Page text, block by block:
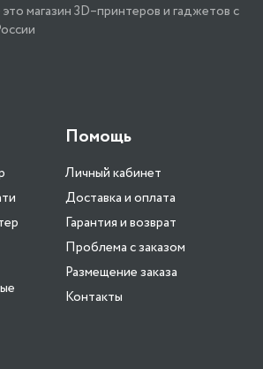
магазин 3D–принтеров и гаджетов с
Помощь
Личный кабинет
Доставка и оплата
Гарантия и возврат
Проблема с заказом
Размещение заказа
Контакты